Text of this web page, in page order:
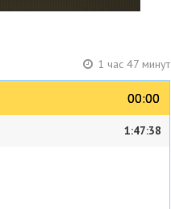
1 час 47 минут
00:00
00:00
1:47:38